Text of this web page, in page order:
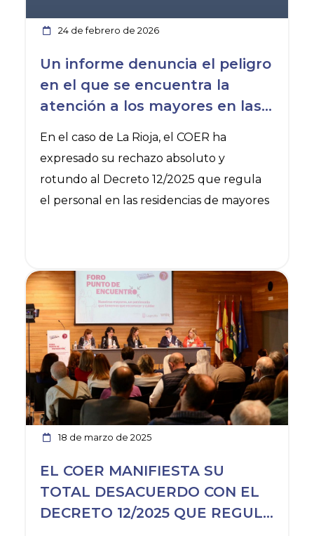
24 de febrero de 2026
Un informe denuncia el peligro
en el que se encuentra la
atención a los mayores en las
datos sobre las enfermeras
que trabajan en estos centros
En el caso de La Rioja, el COER ha
expresado su rechazo absoluto y
rotundo al Decreto 12/2025 que regula
el personal en las residencias de mayores
18 de marzo de 2025
EL COER MANIFIESTA SU
TOTAL DESACUERDO CON EL
DECRETO 12/2025 QUE REGULA
Ver noticia